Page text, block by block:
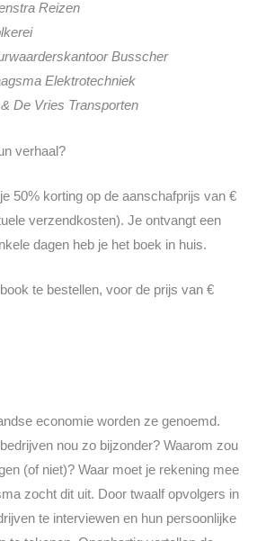
Reizen
Busscher
Elektrotechniek
De Vries Transporten
verhaal?
50% korting op de aanschafprijs van €
verzendkosten). Je ontvangt een
dagen heb je het boek in huis.
te bestellen, voor de prijs van €
economie worden ze genoemd.
nou zo bijzonder? Waarom zou
(of niet)? Waar moet je rekening mee
zocht dit uit. Door twaalf opvolgers in
te interviewen en hun persoonlijke